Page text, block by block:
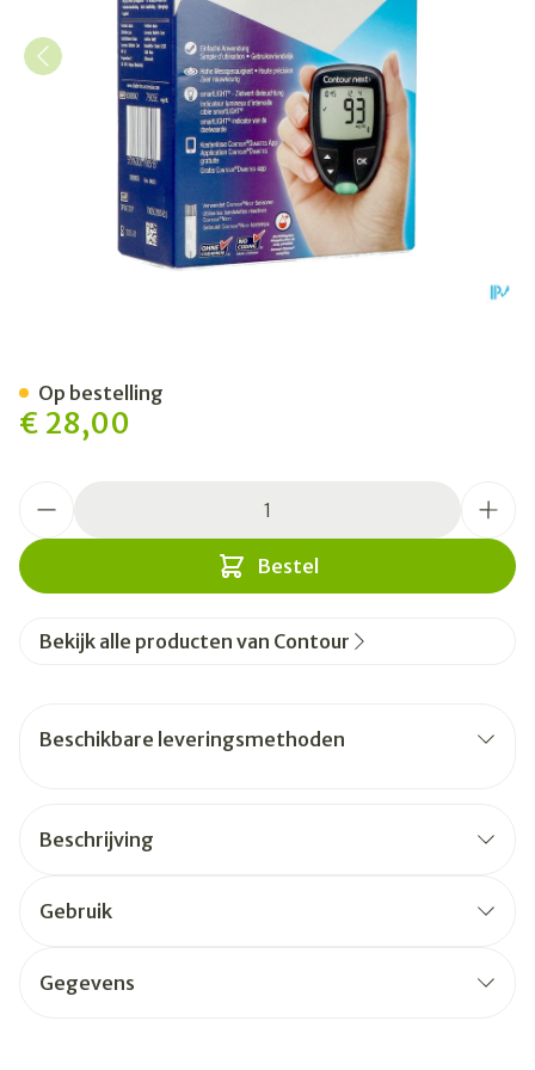
€ 28,00
Bestel
Op bestelling
Bekijk alle producten van Contour
Beschikbare leveringsmethoden
Beschrijving
Gebruik
Gegevens